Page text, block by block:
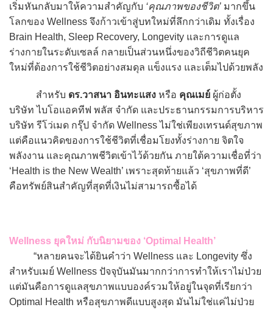
เริ่มหันกลับมาให้ความสำคัญกับ ‘คุณภาพของชีวิต’ มากขึ้น
โลกของ Wellness จึงก้าวเข้าสู่บทใหม่ที่ลึกกว่าเดิม ทั้งเรื่อง
Brain Health, Sleep Recovery, Longevity และการดูแล
ร่างกายในระดับเซลล์ กลายเป็นส่วนหนึ่งของวิถีชีวิตคนยุค
ใหม่ที่ต้องการใช้ชีวิตอย่างสมดุล แข็งแรง และเต็มไปด้วยพลัง
สำหรับ ดร.วาสนา อินทะแสง หรือ คุณเมย์ ผู้ก่อตั้ง
บริษัท ไบโอแอคทีฟ พลัส จำกัด และประธานกรรมการบริหาร
บริษัท รีโว่เมด กรุ๊ป จำกัด Wellness ไม่ใช่เพียงเทรนด์สุขภาพ
แต่คือแนวคิดของการใช้ชีวิตที่เชื่อมโยงทั้งร่างกาย จิตใจ
พลังงาน และคุณภาพชีวิตเข้าไว้ด้วยกัน ภายใต้ความเชื่อที่ว่า
‘Health is the New Wealth’ เพราะสุดท้ายแล้ว ‘สุขภาพที่ดี’
คือทรัพย์สินสำคัญที่สุดที่เงินไม่สามารถซื้อได้
Wellness ยุคใหม่ กับนิยามของ ‘Optimal Health’
“หลายคนจะได้ยินคำว่า Wellness และ Longevity ซึ่ง
สำหรับเมย์ Wellness ปัจจุบันมันมากกว่าการทำให้เราไม่ป่วย
แต่มันคือการดูแลสุขภาพแบบองค์รวมให้อยู่ในจุดที่เรียกว่า
Optimal Health หรือสุขภาพดีแบบสูงสุด มันไม่ใช่แค่ไม่ป่วย